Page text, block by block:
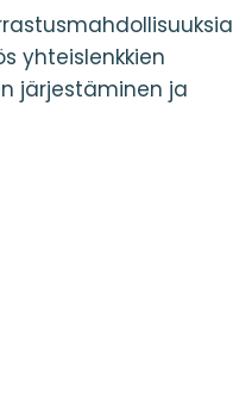
yhteislenkkien
järjestäminen ja